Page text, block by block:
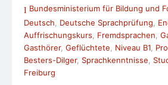
Bundesministerium für Bildung und
Deutsch
Deutsche Sprachprüfung
Auffrischungskurs
Fremdsprachen
Gasthörer, Geflüchtete Niveau B1
Besters-Dilger, Sprachkenntnisse
Freiburg